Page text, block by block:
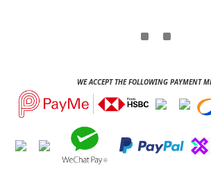
WE ACCEPT THE FOLLOWING PAYMENT